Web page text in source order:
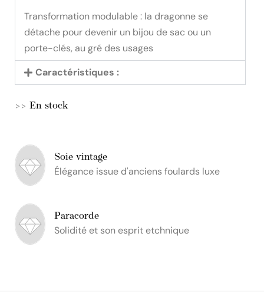
Transformation modulable : la dragonne se
détache pour devenir un bijou de sac ou un
porte-clés, au gré des usages
Caractéristiques :
>> En stock
Soie vintage
Élégance issue d'anciens foulards luxe
Paracorde
Solidité et son esprit etchnique